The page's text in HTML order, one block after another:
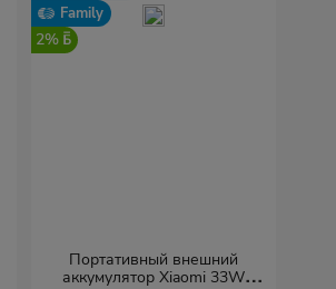
Family
2%
Портативный внешний
аккумулятор Xiaomi 33W